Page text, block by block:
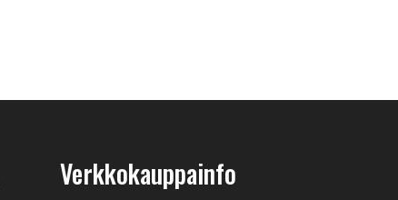
Verkkokauppainfo